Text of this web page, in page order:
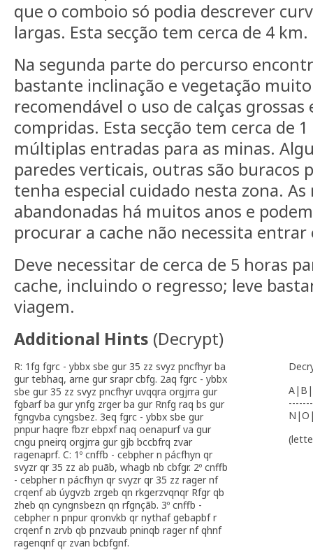
que o comboio só podia descrever
largas. Esta secção tem cerca de 4 km.
Na segunda parte do percurso
bastante inclinação e vegetação
recomendável o uso de calças grossas
compridas. Esta secção tem cerca de
múltiplas entradas para as minas.
paredes verticais, outras são buracos
tenha especial cuidado nesta zona.
abandonadas há muitos anos e
procurar a cache não necessita
Deve necessitar de cerca de 5 horas
cache, incluindo o regresso; leve
viagem.
Additional Hints (Decrypt)
R: 1fg fgrc - ybbx sbe gur 35 zz svyz pncfhyr ba
gur tebhaq, arne gur srapr cbfg. 2aq fgrc - ybbx
sbe gur 35 zz svyz pncfhyr uvqqra orgjrra gur
fgbarf ba gur ynfg zrger ba gur Rnfg raq bs gur
fgngvba cyngsbez. 3eq fgrc - ybbx sbe gur
pnpur haqre fbzr ebpxf naq oenapurf va gur
cngu pneirq orgjrra gur gjb bccbfrq zvar
ragenaprf. C: 1º cnffb - cebpher n pácfhyn qr
svyzr qr 35 zz ab puãb, whagb nb cbfgr. 2º cnffb
- cebpher n pácfhyn qr svyzr qr 35 zz rager nf
crqenf ab úygvzb zrgeb qn rkgerzvqnqr Rfgr qb
zheb qn cyngnsbezn qn rfgnçãb. 3º cnffb -
cebpher n pnpur qronvkb qr nythaf gebapbf r
crqenf n zrvb qb pnzvaub pninqb rager nf qhnf
ragenqnf qr zvan bcbfgnf.